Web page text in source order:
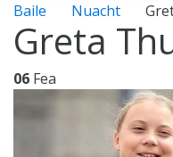
Baile Nuacht
Greta
06 Fea